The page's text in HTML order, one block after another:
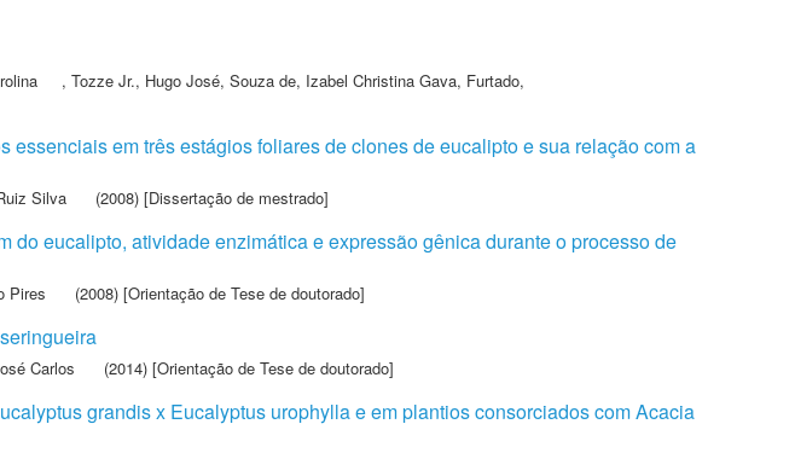
, Tozze Jr., Hugo José, Souza de, Izabel Christina Gava, Furtado,
em três estágios foliares de clones de eucalipto e sua relação com a
Silva (2008) [Dissertação de mestrado]
do eucalipto, atividade enzimática e expressão gênica durante o processo de
Pires (2008) [Orientação de Tese de doutorado]
Carlos (2014) [Orientação de Tese de doutorado]
grandis x Eucalyptus urophylla e em plantios consorciados com Acacia